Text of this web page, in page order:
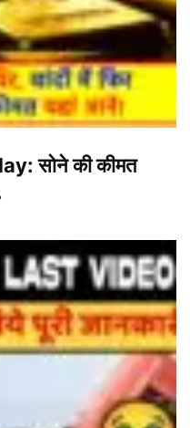
सोने की कीमत